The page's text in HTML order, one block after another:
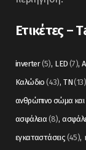
Ετικέτες –
inverter(5) LED (7)
Καλώδιο (43) ΤΝ(13)
ανθρώπινο σώμα και
ασφάλεια (8)
εγκαταστάσεις (45)